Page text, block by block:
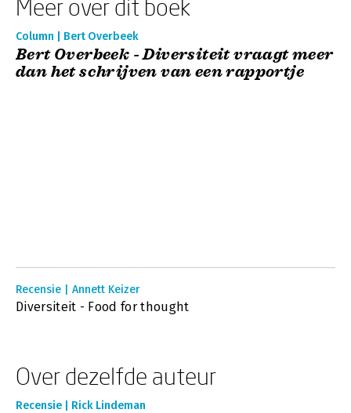
Meer over dit boek
Column | Bert Overbeek
Bert Overbeek - Diversiteit vraagt meer
dan het schrijven van een rapportje
Recensie | Annett Keizer
Diversiteit - Food for thought
Over dezelfde auteur
Recensie | Rick Lindeman